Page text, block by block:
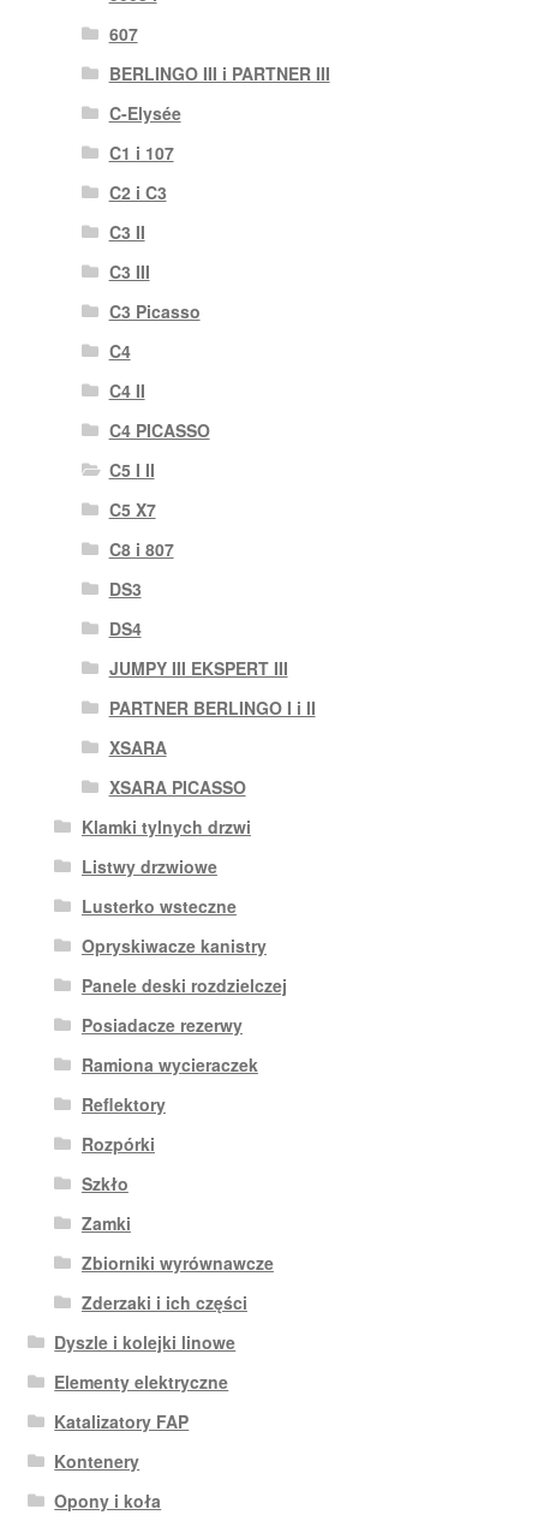
607
BERLINGO III i PARTNER III
C-Elysée
C1 i 107
C2 i C3
C3 II
C3 III
C3 Picasso
C4
C4 II
C4 PICASSO
C5 I II
C5 X7
C8 i 807
DS3
DS4
JUMPY III EKSPERT III
PARTNER BERLINGO I i II
XSARA
XSARA PICASSO
Klamki tylnych drzwi
Listwy drzwiowe
Lusterko wsteczne
Opryskiwacze kanistry
Panele deski rozdzielczej
Posiadacze rezerwy
Ramiona wycieraczek
Reflektory
Rozpórki
Szkło
Zamki
Zbiorniki wyrównawcze
Zderzaki i ich części
Dyszle i kolejki linowe
Elementy elektryczne
Katalizatory FAP
Kontenery
Opony i koła